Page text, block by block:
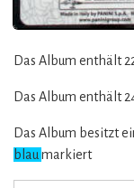
Das Album enthält
Das Album enthält
Das Album besitzt
blaumarkiert